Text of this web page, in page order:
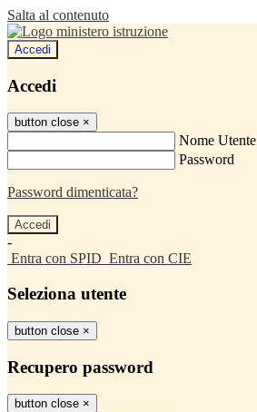
Salta al contenuto
Accedi
Accedi
button close ×
Nome Utente
Password
Password dimenticata?
-
Entra con SPID Entra con CIE
Seleziona utente
button close ×
Recupero password
button close ×